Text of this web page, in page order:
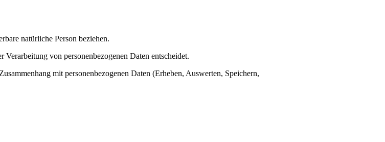
natürliche Person beziehen.
von personenbezogenen Daten entscheidet.
mit personenbezogenen Daten (Erheben, Auswerten, Speichern,